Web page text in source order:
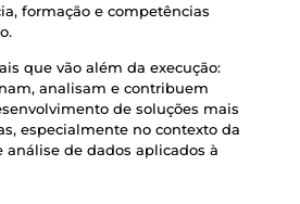
formação e competências
que vão além da execução:
analisam e contribuem
de soluções mais
especialmente no contexto da
análise de dados aplicados à